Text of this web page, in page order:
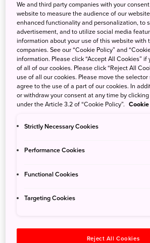
無法決定旅行時需要攜帶的物
於您要前往哪些區域、行程的
度，以及季節性天氣如何。請
容。
無論您計劃在國家公園內從事哪些活動，請
不設垃圾桶。因此，除了攜帶面對惡劣天候
生的垃圾一併帶走。充足的現金亦能保障整
城市地區的許多商店都接受信用卡，但農村
簡單的觀光旅行和短程健行並不需要特殊裝
液、傘或雨衣（如有需要）和垃圾袋等必備
您要前往何處，在選擇鞋類時，耐用性永遠
該區域有明確標示易於通行（在日本通常稱
We and third party companies with your
website to measure the audience of our
enhanced functionality and personalization, to
advertisement, and to utilize social media
information about your use of this website with
companies. See our “Cookie Policy” and
information. Please click “Accept All Cookies”
of all of our cookies. Please click “Reject All
use of all our cookies. Please move the
agree to the use of a part of our cookies. In
or withdraw your consent at any time by clicking
under the Article 3.2 of “Cookie Policy”.
Strictly Necessary Cookies
Performance Cookies
Functional Cookies
Targeting Cookies
Reject All Cookies